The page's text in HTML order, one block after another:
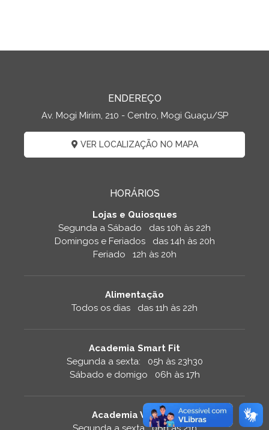
ENDEREÇO
Av. Mogi Mirim, 210 - Centro, Mogi Guaçu/SP
VER LOCALIZAÇÃO NO MAPA
HORÁRIOS
Lojas e Quiosques
Segunda a Sábado das 10h às 22h
Domingos e Feriados das 14h às 20h
Feriado 12h às 20h
Alimentação
Todos os dias das 11h às 22h
Academia Smart Fit
Segunda a sexta: 05h às 23h30
Sábado e domigo 06h às 17h
Academia Velocity